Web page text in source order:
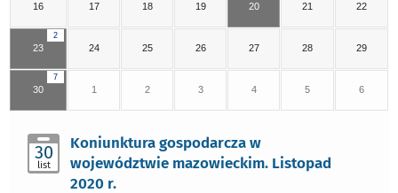
16 17 18 19 20 21 22
2
23 24 25 26 27 28 29
7
30 1 2 3 4 5 6
30
list
Koniunktura gospodarcza w
województwie mazowieckim. Listopad
2020 r.